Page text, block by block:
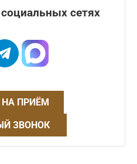
сетях
ПРИЁМ
ЗВОНОК